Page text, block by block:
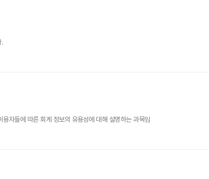
.
자들에 따른 회계 정보의 유용성에 대해 설명하는 과목임